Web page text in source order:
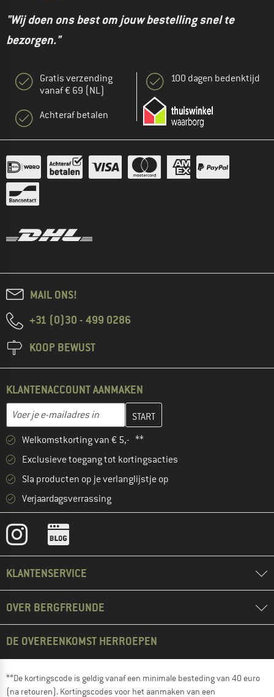
"Wij doen ons best om jouw bestelling snel te
bezorgen."
Gratis verzending
vanaf € 69 (NL)
Achteraf betalen
100 dagen bedenktijd
MAIL ONS!
+31 (0)30 - 499 0286
KOOP BEWUST
KLANTENACCOUNT AANMAKEN
E-mailadres
Vul je e-mailadres hier in en maak in de volgende stap je
Welkomstkorting van € 5,- **
Exclusieve toegang tot kortingsacties
Sla producten op je verlanglijstje op
Verjaardagsverrassing
KLANTENSERVICE
OVER BERGFREUNDE
DE OVEREENKOMST HERROEPEN
**De kortingscode is geldig vanaf een minimale besteding van 40 euro
(na retouren). Kortingscodes voor het aanmaken van een